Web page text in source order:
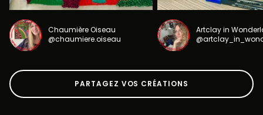
Chaumière Oiseau
@chaumiere.oiseau
Artclay in
PARTAGEZ VOS CRÉATIONS